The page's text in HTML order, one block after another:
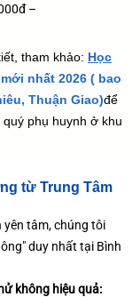
đ –
tham khảo: Học
​ mới nhất 2026 ( bao
Thuận Giao)để
phụ huynh ở khu
từ Trung Tâm
tâm, chúng tôi
duy nhất tại Bình
không hiệu quả: